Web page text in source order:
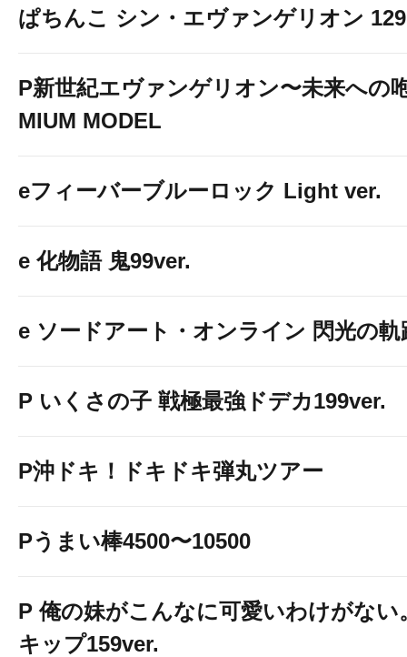
ぱちんこ シン・エヴァンゲリオン
P新世紀エヴァンゲリオン〜未来への
MIUM MODEL
eフィーバーブルーロック Light ver.
e 化物語 鬼99ver.
e ソードアート・オンライン 閃光の軌
P いくさの子 戦極最強ドデカ199ver.
P沖ドキ！ドキドキ弾丸ツアー
Pうまい棒4500〜10500
P 俺の妹がこんなに可愛いわけがない
キップ159ver.